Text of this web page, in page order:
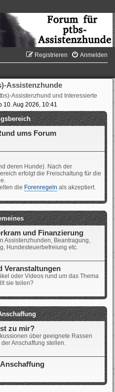
Anmelden
Registrieren
Assistenzhunde
Assistenzhund und Interessierte
10. Aug 2026, 10:41
ums Forum
deren Hunde). Nach der
erfolgt die Freischaltung für die
die Forenregeln als akzeptiert.
und Finanzierung
Assistenzhunden, Beantragung,
Hundesteuerbefreiung etc.
Veranstaltungen
oder Videos rund um das Thema
sie teilen?
zu mir?
über geeignete Rassen
Anschaffung stellen.